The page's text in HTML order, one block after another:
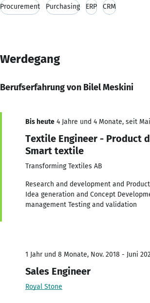
Procurement Purchasing ERP CRM
Werdegang
Berufserfahrung von Bilel Meskini
Bis heute 4 Jahre und 4 Monate, seit
Textile Engineer - Product
Smart textile
Transforming Textiles AB
Research and development and
Idea generation and Concept
management Testing and validation
1 Jahr und 8 Monate, Nov. 2018 - Juni
Sales Engineer
Royal Stone